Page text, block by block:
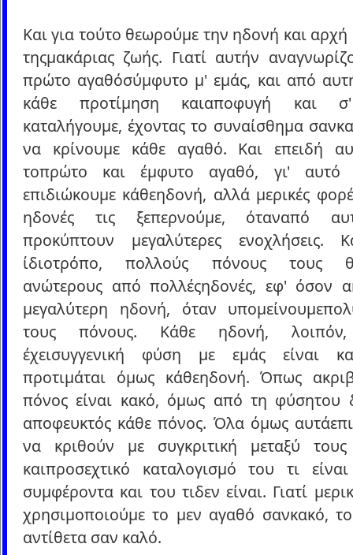
Και για τούτο θεωρούμε την ηδονή και αρχή
τηςμακάριας ζωής. Γιατί αυτήν
πρώτο αγαθόσύμφυτο μ' εμάς, και από
κάθε προτίμηση καιαποφυγή και
καταλήγουμε, έχοντας το συναίσθημα
να κρίνουμε κάθε αγαθό. Και επειδή
τοπρώτο και έμφυτο αγαθό, γι' αυτό
επιδιώκουμε κάθεηδονή, αλλά μερικές
ηδονές τις ξεπερνούμε, όταναπό
προκύπτουν μεγαλύτερες ενοχλήσεις.
ίδιοτρόπο, πολλούς πόνους τους
ανώτερους από πολλέςηδονές, εφ' όσον
μεγαλύτερη ηδονή, όταν
τους πόνους. Κάθε ηδονή, λοιπόν,
έχεισυγγενική φύση με εμάς είναι
προτιμάται όμως κάθεηδονή. Όπως
πόνος είναι κακό, όμως από τη φύσητου
αποφευκτός κάθε πόνος. Όλα όμως
να κριθούν με συγκριτική μεταξύ τους
καιπροσεχτικό καταλογισμό του τι
συμφέροντα και του τιδεν είναι. Γιατί
χρησιμοποιούμε το μεν αγαθό σανκακό,
αντίθετα σαν καλό.